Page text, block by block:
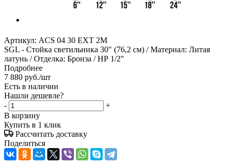
Артикул: ACS 04 30 EXT 2M
SGL - Стойка светильника 30" (76,2 см) / Материал: Литая
латунь / Отделка: Бронза / НР 1/2"
Подробнее
7 880 руб./шт
Есть в наличии
Нашли дешевле?
-
+
В корзину
Купить в 1 клик
Рассчитать доставку
Поделиться